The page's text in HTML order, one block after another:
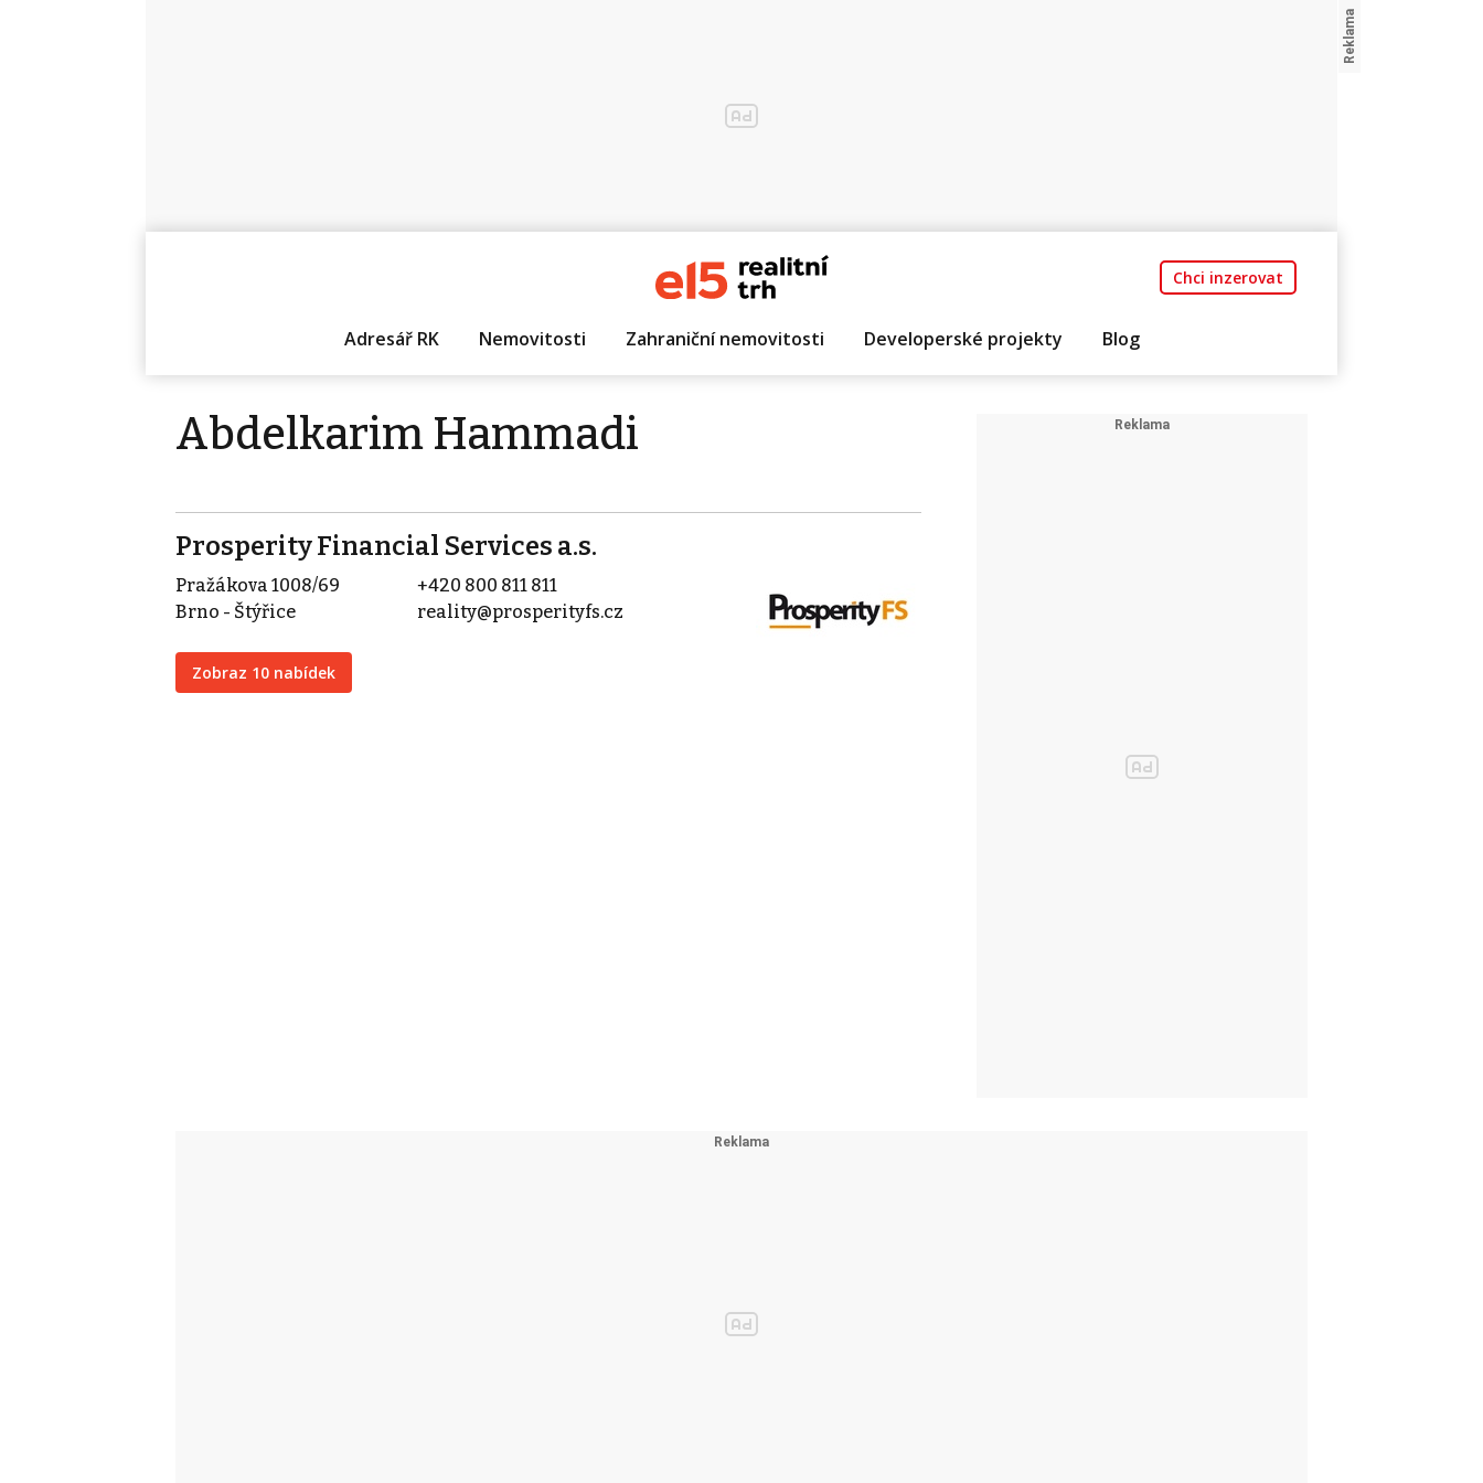
Chci inzerovat
Adresář RK Nemovitosti Zahraniční nemovitosti Developerské projekty Blog
Abdelkarim Hammadi
Prosperity Financial Services a.s.
Pražákova 1008/69
Brno - Štýřice
Zobraz 10 nabídek
+420 800 811 811
reality@prosperityfs.cz